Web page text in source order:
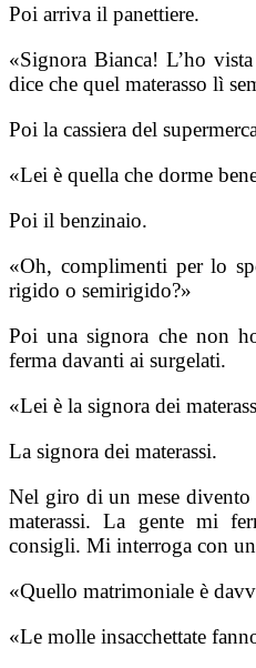
Poi arriva il panettiere.
«Signora Bianca! L’ho
dice che quel materasso lì
Poi la cassiera del
«Lei è quella che dorme
Poi il benzinaio.
«Oh, complimenti per lo
rigido o semirigido?»
Poi una signora che non
ferma davanti ai surgelati.
«Lei è la signora dei
La signora dei materassi.
Nel giro di un mese
materassi. La gente mi
consigli. Mi interroga con
«Quello matrimoniale è
«Le molle insacchettate